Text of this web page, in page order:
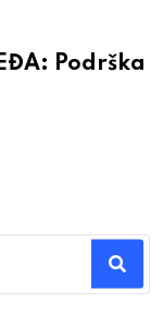
Podrška